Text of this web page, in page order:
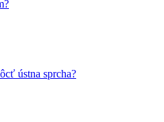
ústna sprcha?